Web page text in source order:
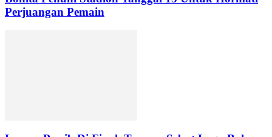
Perjuangan Pemain